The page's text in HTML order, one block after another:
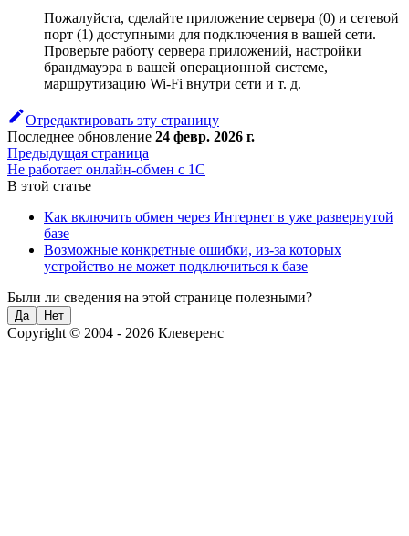
Пожалуйста, сделайте приложение сервера (0) и сетевой
порт (1) доступными для подключения в вашей сети.
Проверьте работу сервера приложений, настройки
брандмауэра в вашей операционной системе,
маршрутизацию Wi-Fi внутри сети и т. д.
Отредактировать эту страницу
Последнее обновление 24 февр. 2026 г.
Предыдущая страница
Не работает онлайн-обмен с 1С
В этой статье
Как включить обмен через Интернет в уже развернутой
базе
Возможные конкретные ошибки, из-за которых
устройство не может подключиться к базе
Были ли сведения на этой странице полезными?
Да Нет
Copyright © 2004 - 2026 Клеверенс